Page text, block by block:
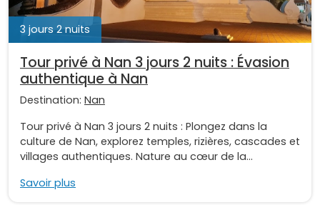
3 jours 2 nuits
Tour privé à Nan 3 jours 2 nuits : Évasion
authentique à Nan
Destination: Nan
Tour privé à Nan 3 jours 2 nuits : Plongez dans la
culture de Nan, explorez temples, rizières, cascades et
villages authentiques. Nature au cœur de la...
Savoir plus